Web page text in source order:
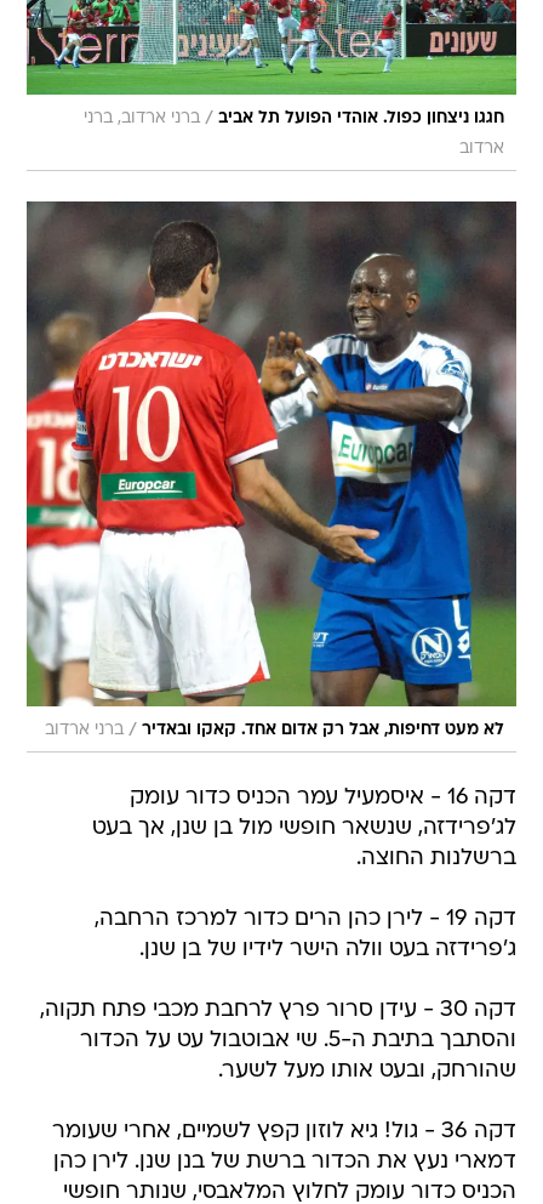
חגגו ניצחון כפול. אוהדי הפועל תל אביב / ברני ארדוב, ברני
ארדוב
לא מעט דחיפות, אבל רק אדום אחד. קאקו ובאדיר / ברני ארדוב
דקה 16 - איסמעיל עמר הכניס כדור עומק
לג'פרידזה, שנשאר חופשי מול בן שנן, אך בעט
ברשלנות החוצה.
דקה 19 - לירן כהן הרים כדור למרכז הרחבה,
ג'פרידזה בעט וולה הישר לידיו של בן שנן.
דקה 30 - עידן סרור פרץ לרחבת מכבי פתח תקוה,
והסתבך בתיבת ה-5. שי אבוטבול עט על הכדור
שהורחק, ובעט אותו מעל לשער.
דקה 36 - גול! גיא לוזון קפץ לשמיים, אחרי שעומר
דמארי נעץ את הכדור ברשת של בנן שנן. לירן כהן
הכניס כדור עומק לחלוץ המלאבסי, שנותר חופשי